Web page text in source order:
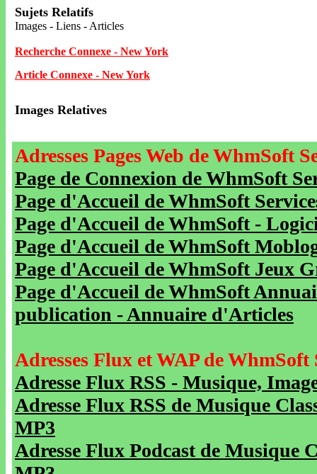
Sujets Relatifs
Images - Liens - Articles
Recherche Connexe - New York
Article Connexe - New York
Images Relatives
Adresses Pages Web de WhmSoft
Page de Connexion de WhmSoft
Page d'Accueil de WhmSoft
Page d'Accueil de WhmSoft -
Page d'Accueil de WhmSoft
Page d'Accueil de WhmSoft Jeux
Page d'Accueil de WhmSoft
publication - Annuaire d'Articles
Adresses Flux et WAP de WhmSoft
Adresse Flux RSS - Musique,
Adresse Flux RSS de Musique
MP3
Adresse Flux Podcast de Musique